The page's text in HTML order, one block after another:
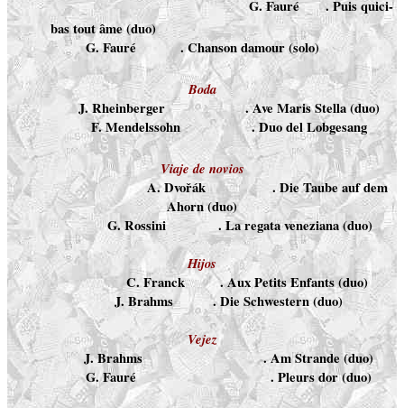
G. Fauré
. Puis quici-
bas tout âme (duo)
G. Fauré
. Chanson damour (solo)
Boda
J. Rheinberger
. Ave Maris Stella (duo)
F. Mendelssohn
. Duo del Lobgesang
Viaje de novios
A. Dvořák
. Die Taube auf dem
Ahorn (duo)
G. Rossini
. La regata veneziana (duo)
Hijos
C. Franck
. Aux Petits Enfants (duo)
J. Brahms
. Die Schwestern (duo)
Vejez
J. Brahms
. Am Strande (duo)
G. Fauré
. Pleurs dor (duo)